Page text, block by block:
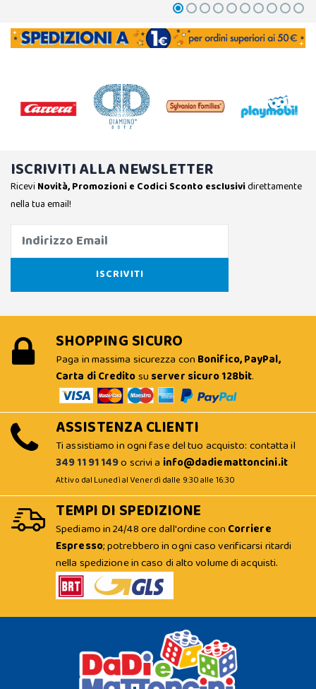
ISCRIVITI ALLA NEWSLETTER
Ricevi Novità, Promozioni e Codici Sconto esclusividirettamente
nella tua email!
SHOPPING SICURO
Paga in massima sicurezza con Bonifico, PayPal,
Carta di Creditosu server sicuro 128bit.
ASSISTENZA CLIENTI
Ti assistiamo in ogni fase del tuo acquisto: contatta il
349 11 91 149o scrivi a info@dadiemattoncini.it
Attivo dal Lunedì al Venerdì dalle 9:30 alle 16:30
TEMPI DI SPEDIZIONE
Spediamo in 24/48 ore dall'ordine con Corriere
Espresso; potrebbero in ogni caso verificarsi ritardi
nella spedizione in caso di alto volume di acquisti.